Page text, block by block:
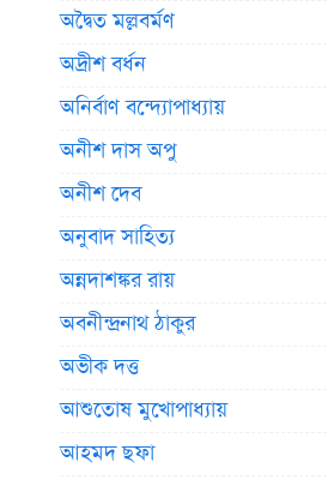
অদ্বৈত মল্লবর্মণ
অদ্রীশ বর্ধন
অনির্বাণ বন্দ্যোপাধ্যায়
অনীশ দাস অপু
অনীশ দেব
অনুবাদ সাহিত্য
অন্নদাশঙ্কর রায়
অবনীন্দ্রনাথ ঠাকুর
অভীক দত্ত
আশুতোষ মুখোপাধ্যায়
আহমদ ছফা